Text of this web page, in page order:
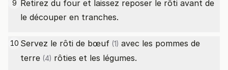
9 Retirez du four et laissez reposer le rôti avant de
le découper en tranches.
10 Servez le rôti de bœuf (1) avec les pommes de
terre (4) rôties et les légumes.